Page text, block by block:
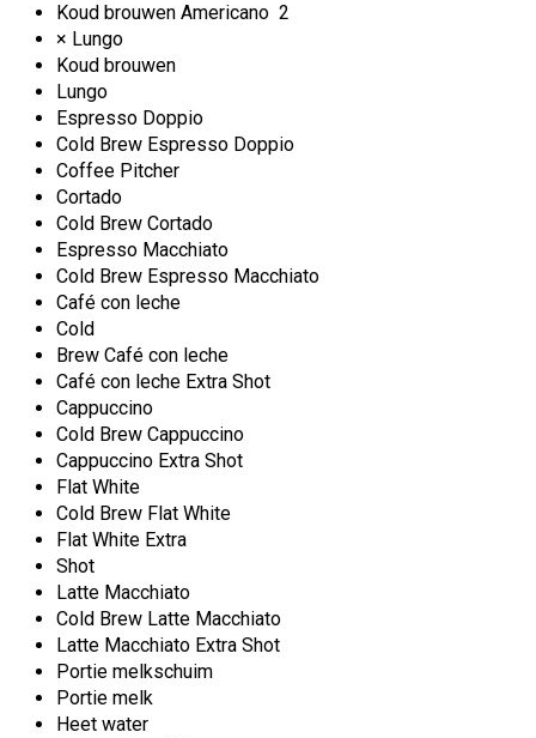
Koud brouwen Americano 2
× Lungo
Koud brouwen
Lungo
Espresso Doppio
Cold Brew Espresso Doppio
Coffee Pitcher
Cortado
Cold Brew Cortado
Espresso Macchiato
Cold Brew Espresso Macchiato
Café con leche
Cold
Brew Café con leche
Café con leche Extra Shot
Cappuccino
Cold Brew Cappuccino
Cappuccino Extra Shot
Flat White
Cold Brew Flat White
Flat White Extra
Shot
Latte Macchiato
Cold Brew Latte Macchiato
Latte Macchiato Extra Shot
Portie melkschuim
Portie melk
Heet water